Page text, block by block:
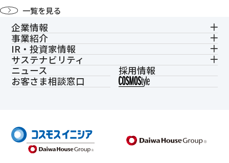
一覧を見る
企業情報
事業紹介
IR・投資家情報
サステナビリティ
ニュース
採用情報
お客さま相談窓口